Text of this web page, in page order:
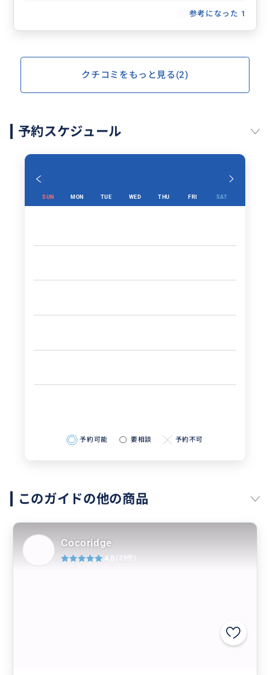
参考になった 1
クチコミをもっと見る(2)
予約スケジュール
SUN MON TUE WED THU FRI SAT
予約可能 要相談 予約不可
このガイドの他の商品
Cocoridge
4.8 (29件)